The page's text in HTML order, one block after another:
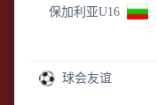
保加利亚U16
球会友谊